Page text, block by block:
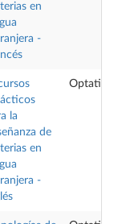
en
-
la
de
en
-
Optativa